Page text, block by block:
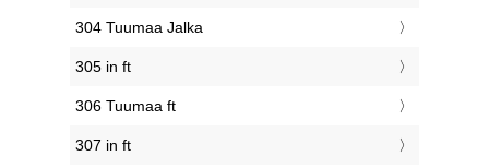
304 Tuumaa Jalka
305 in ft
306 Tuumaa ft
307 in ft